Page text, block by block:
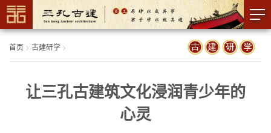
首页 > 古建研学 >
让三孔古建筑文化浸润青少年的
心灵